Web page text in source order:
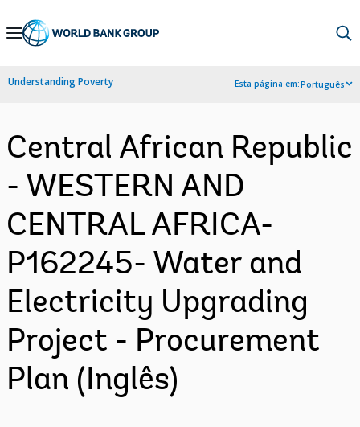
Skip
Navigation
Understanding Poverty Esta página em:Português
Central African Republic
- WESTERN AND
CENTRAL AFRICA-
P162245- Water and
Electricity Upgrading
Project - Procurement
Plan (Inglês)